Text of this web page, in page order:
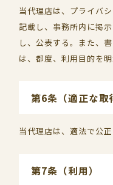
当代理店は、プライバ
記載し、事務所内に掲
し、公表する。また、
は、都度、利用目的を明
第6条（適正な取
当代理店は、適法で公
第7条（利用）